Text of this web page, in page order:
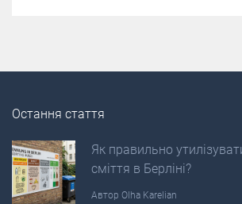
Остання стаття
Як правильно
сміття в Берліні?
Автор Olha Karelian